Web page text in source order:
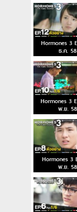
Hormones 3
ธ.ค. 58
Hormones 3
พ.ย. 58
Hormones 3
พ.ย. 58